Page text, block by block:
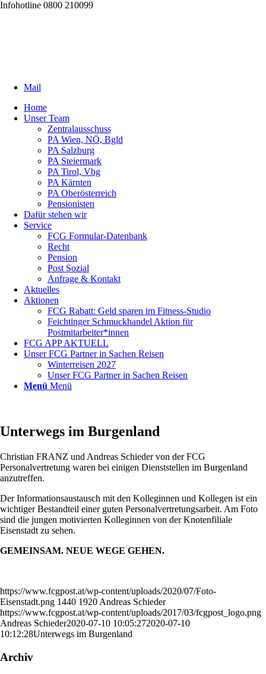
Infohotline 0800 210099
Mail
Home
Unser Team
Zentralausschuss
PA Wien, NÖ, Bgld
PA Salzburg
PA Steiermark
PA Tirol, Vbg
PA Kärnten
PA Oberösterreich
Pensionisten
Dafür stehen wir
Service
FCG Formular-Datenbank
Recht
Pension
Post Sozial
Anfrage & Kontakt
Aktuelles
Aktionen
FCG Rabatt: Geld sparen im Fitness-Studio
Feichtinger Schmuckhandel Aktion für
Postmitarbeiter*innen
FCG APP AKTUELL
Unser FCG Partner in Sachen Reisen
Winterreisen 2027
Unser FCG Partner in Sachen Reisen
Menü Menü
Unterwegs im Burgenland
Christian FRANZ und Andreas Schieder von der FCG
Personalvertretung waren bei einigen Dienststellen im Burgenland
anzutreffen.
Der Informationsaustausch mit den Kolleginnen und Kollegen ist ein
wichtiger Bestandteil einer guten Personalvertretungsarbeit. Am Foto
sind die jungen motivierten Kolleginnen von der Knotenfiliale
Eisenstadt zu sehen.
GEMEINSAM. NEUE WEGE GEHEN.
https://www.fcgpost.at/wp-content/uploads/2020/07/Foto-
Eisenstadt.png 1440 1920 Andreas Schieder
https://www.fcgpost.at/wp-content/uploads/2017/03/fcgpost_logo.png
Andreas Schieder2020-07-10 10:05:272020-07-10
10:12:28Unterwegs im Burgenland
Archiv